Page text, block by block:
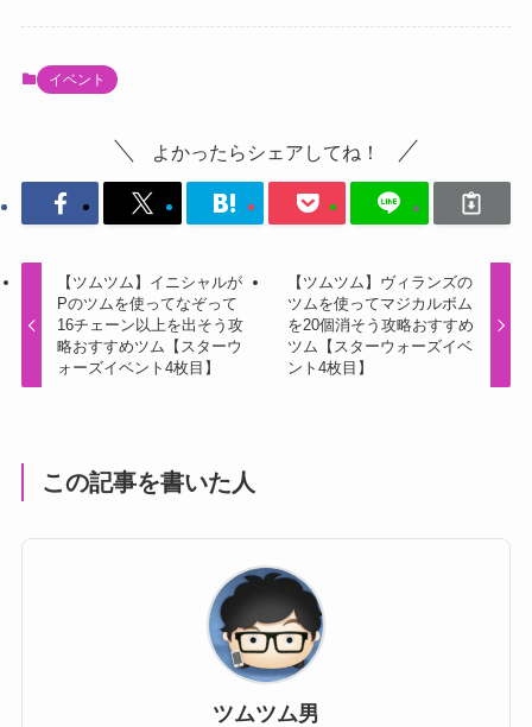
イベント
よかったらシェアしてね！
【ツムツム】イニシャルが
Pのツムを使ってなぞって
16チェーン以上を出そう攻
略おすすめツム【スターウ
ォーズイベント4枚目】
【ツムツム】ヴィランズの
ツムを使ってマジカルボム
を20個消そう攻略おすすめ
ツム【スターウォーズイベ
ント4枚目】
この記事を書いた人
ツムツム男